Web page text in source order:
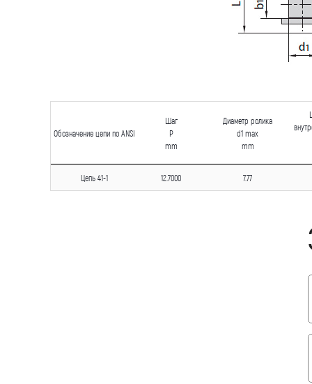
Обозначение цепи по ANSI
Шаг
P
mm
Диаметр ролика
d1 max
mm
Цепь 41-1 12.7000 7.77